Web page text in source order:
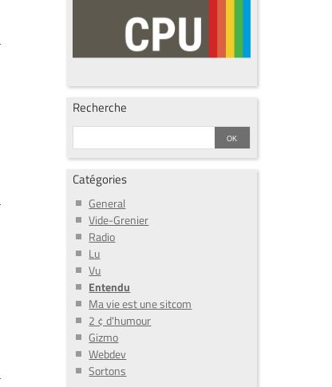
Recherche
Catégories
General
Vide-Grenier
Radio
Lu
Vu
Entendu
Ma vie est une sitcom
2 ¢ d'humour
Gizmo
Webdev
Sortons